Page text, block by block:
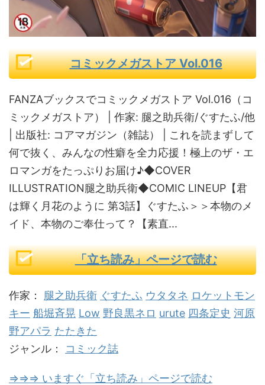
コミックメガストア Vol.016
FANZAブックスでコミックメガストア Vol.016（コ
ミックメガストア） | 作家: 腿之助兵衛/ぐすたふ/他
| 出版社: コアマガジン（雑誌） | これを読まずして
何で抜く、みんなの性癖を全力応援！極上のザ・エ
ロマンガをたっぷりお届け♪◆COVER
ILLUSTRATION腿之助兵衛◆COMIC LINEUP【君
は輝く月花のように 第3話】ぐすたふ＞＞本物のメ
イド、本物のご奉仕って？【素直...
「立ち読み」ページで読む
作家： 腿之助兵衛 ぐすたふ ウタタネ ロケットモン
キー 船堀斉晃 Low 野良黒ネロ urute 四条定史 河原
野アパラ たたきた
ジャンル： コミック誌
⇒⇒⇒ いますぐ「立ち読み」ページで読む